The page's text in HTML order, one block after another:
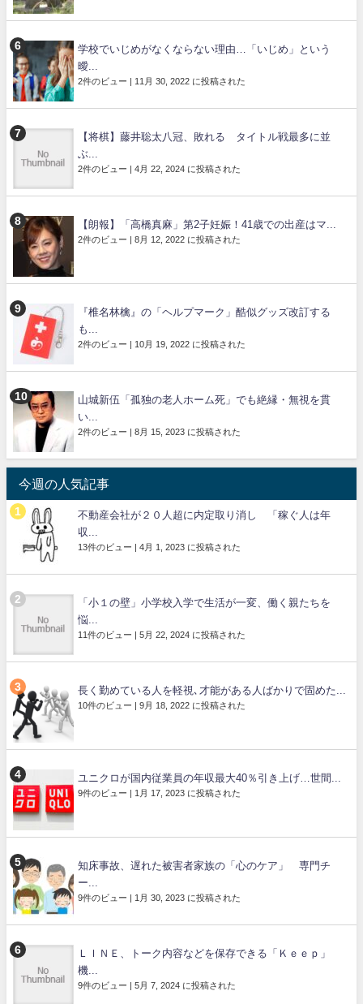
学校でいじめがなくならない理由…「いじめ」という
曖...
2件のビュー | 11月 30, 2022 に投稿された
【将棋】藤井聡太八冠、敗れる タイトル戦最多に並
ぶ...
2件のビュー | 4月 22, 2024 に投稿された
【朗報】「高橋真麻」第2子妊娠！41歳での出産はマ...
2件のビュー | 8月 12, 2022 に投稿された
『椎名林檎』の「ヘルプマーク」酷似グッズ改訂する
も...
2件のビュー | 10月 19, 2022 に投稿された
山城新伍「孤独の老人ホーム死」でも絶縁・無視を貫
い...
2件のビュー | 8月 15, 2023 に投稿された
今週の人気記事
不動産会社が２０人超に内定取り消し 「稼ぐ人は年
収...
13件のビュー | 4月 1, 2023 に投稿された
「小１の壁」小学校入学で生活が一変、働く親たちを
悩...
11件のビュー | 5月 22, 2024 に投稿された
長く勤めている人を軽視､才能がある人ばかりで固めた...
10件のビュー | 9月 18, 2022 に投稿された
ユニクロが国内従業員の年収最大40％引き上げ…世間...
9件のビュー | 1月 17, 2023 に投稿された
知床事故、遅れた被害者家族の「心のケア」 専門チ
ー...
9件のビュー | 1月 30, 2023 に投稿された
ＬＩＮＥ、トーク内容などを保存できる「Ｋｅｅｐ」
機...
9件のビュー | 5月 7, 2024 に投稿された